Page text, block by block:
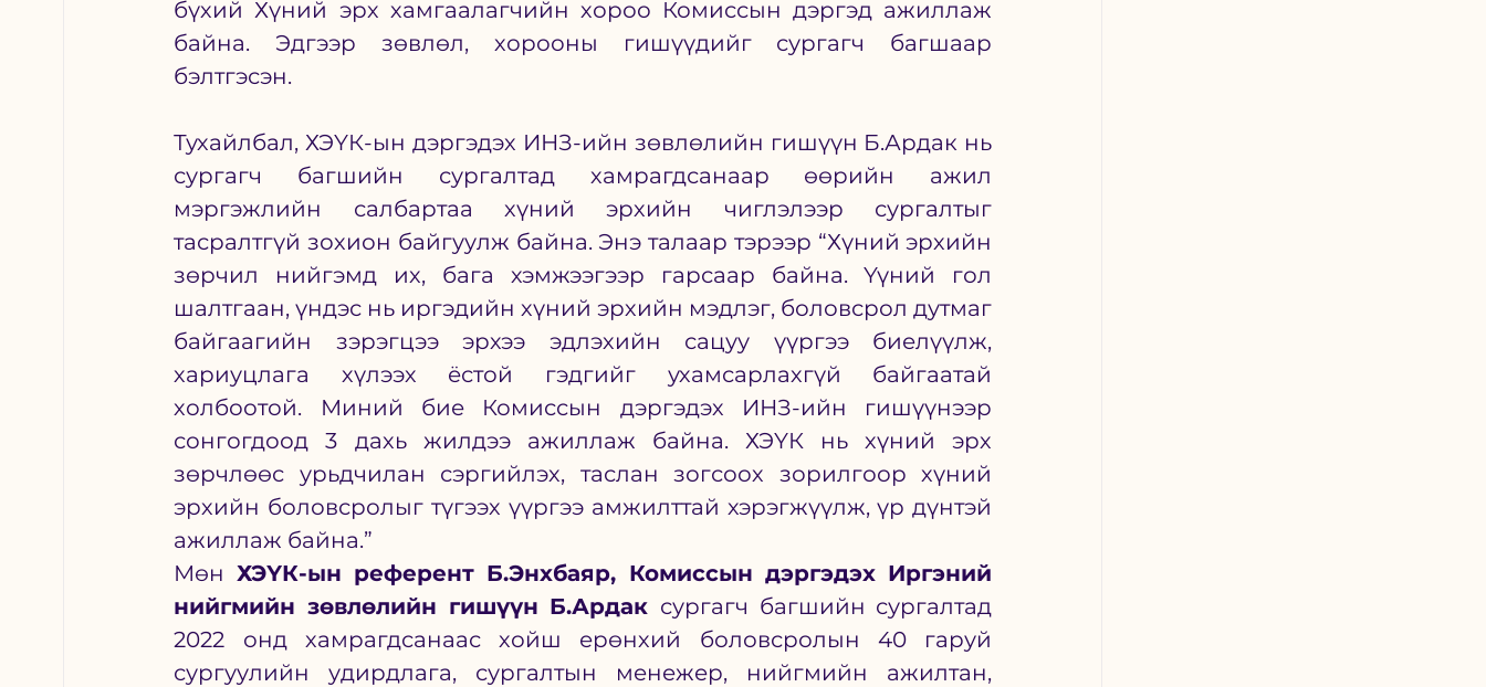
бүхий Хүний эрх хамгаалагчийн хороо Комиссын дэргэд ажиллаж
байна. Эдгээр зөвлөл, хорооны гишүүдийг сургагч багшаар
бэлтгэсэн.
Тухайлбал, ХЭҮК-ын дэргэдэх ИНЗ-ийн зөвлөлийн гишүүн Б.Ардак нь
сургагч багшийн сургалтад хамрагдсанаар өөрийн ажил
мэргэжлийн салбартаа хүний эрхийн чиглэлээр сургалтыг
тасралтгүй зохион байгуулж байна. Энэ талаар тэрээр “Хүний эрхийн
зөрчил нийгэмд их, бага хэмжээгээр гарсаар байна. Үүний гол
шалтгаан, үндэс нь иргэдийн хүний эрхийн мэдлэг, боловсрол дутмаг
байгаагийн зэрэгцээ эрхээ эдлэхийн сацуу үүргээ биелүүлж,
хариуцлага хүлээх ёстой гэдгийг ухамсарлахгүй байгаатай
холбоотой. Миний бие Комиссын дэргэдэх ИНЗ-ийн гишүүнээр
сонгогдоод 3 дахь жилдээ ажиллаж байна. ХЭҮК нь хүний эрх
зөрчлөөс урьдчилан сэргийлэх, таслан зогсоох зорилгоор хүний
эрхийн боловсролыг түгээх үүргээ амжилттай хэрэгжүүлж, үр дүнтэй
ажиллаж байна.”
Мөн ХЭҮК-ын референт Б.Энхбаяр, Комиссын дэргэдэх Иргэний
нийгмийн зөвлөлийн гишүүн Б.Ардак сургагч багшийн сургалтад
2022 онд хамрагдсанаас хойш ерөнхий боловсролын 40 гаруй
сургуулийн удирдлага, сургалтын менежер, нийгмийн ажилтан,